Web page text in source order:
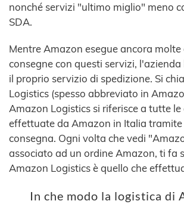
nonché servizi "ultimo miglio" meno
SDA.
Mentre Amazon esegue ancora molte
consegne con questi servizi,
il proprio servizio di spedizione. Si
Logistics (spesso abbreviato in
Amazon Logistics si riferisce a tutte le
effettuate da Amazon in Italia tramite
consegna. Ogni volta che vedi
associato ad un ordine Amazon, ti fa
Amazon Logistics è quello che
In che modo la logistica di